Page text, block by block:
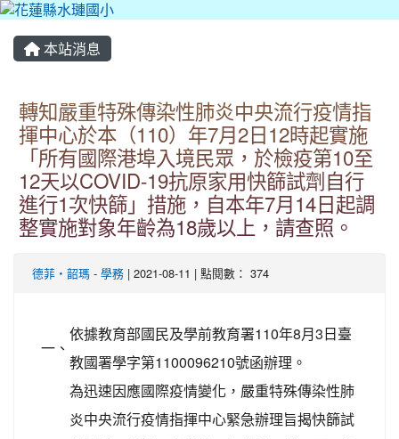
本站消息
轉知嚴重特殊傳染性肺炎中央流行疫情指
揮中心於本（110）年7月2日12時起實施
「所有國際港埠入境民眾，於檢疫第10至
12天以COVID-19抗原家用快篩試劑自行
進行1次快篩」措施，自本年7月14日起調
整實施對象年齡為18歲以上，請查照。
德菲‧韶瑪 - 學務 | 2021-08-11 | 點閱數： 374
一、
依據教育部國民及學前教育署110年8月3日臺
教國署學字第1100096210號函辦理。
為迅速因應國際疫情變化，嚴重特殊傳染性肺
炎中央流行疫情指揮中心緊急辦理旨揭快篩試